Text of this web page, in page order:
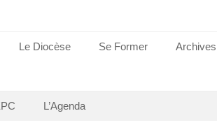
Le Diocèse Se Former
Archives
L’Agenda